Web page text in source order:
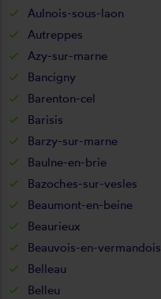
Aulnois-sous-laon
Autreppes
Azy-sur-marne
Bancigny
Barenton-cel
Barisis
Barzy-sur-marne
Baulne-en-brie
Bazoches-sur-vesles
Beaumont-en-beine
Beaurieux
Beauvois-en-vermandois
Belleau
Belleu